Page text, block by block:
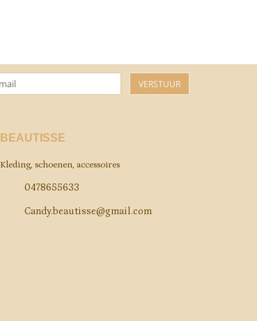
VERSTUUR
BEAUTISSE
Kleding, schoenen, accessoires
0478655633
Candy.beautisse@gmail.com